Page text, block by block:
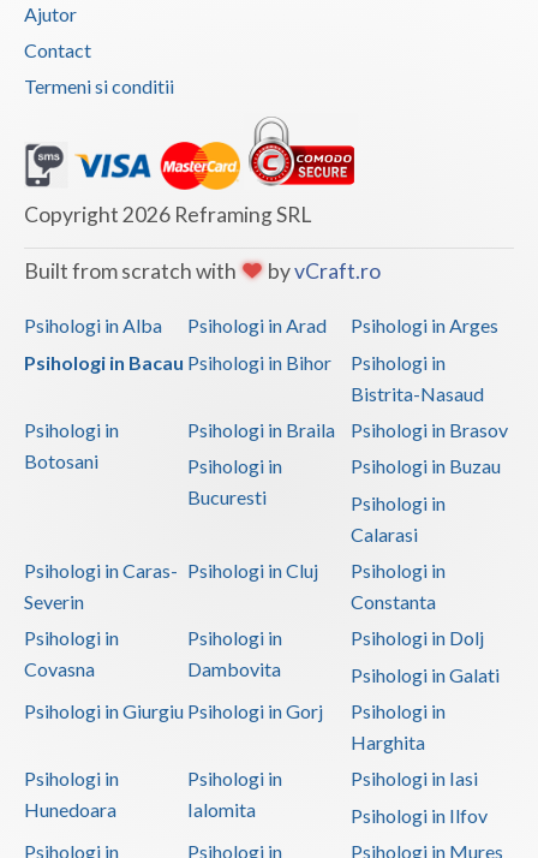
Ajutor
Contact
Termeni si conditii
Copyright 2026 Reframing SRL
Built from scratch with byvCraft.ro
Psihologi in Alba Psihologi in Arad
Psihologi in Arges
Psihologi in Bacau Psihologi in Bihor
Psihologi in
Bistrita-Nasaud
Psihologi in
Botosani
Psihologi in Braila
Psihologi in Brasov
Psihologi in
Bucuresti
Psihologi in Buzau
Psihologi in
Calarasi
Psihologi in Caras-
Severin
Psihologi in Cluj
Psihologi in
Constanta
Psihologi in
Covasna
Psihologi in
Dambovita
Psihologi in Dolj
Psihologi in Galati
Psihologi in Giurgiu Psihologi in Gorj
Psihologi in
Harghita
Psihologi in
Hunedoara
Psihologi in
Ialomita
Psihologi in Iasi
Psihologi in Ilfov
Psihologi in
Psihologi in Psihologi in Mures